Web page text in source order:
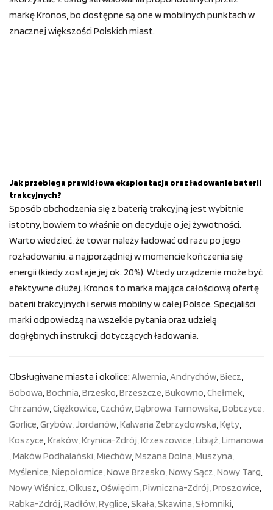
markę Kronos, bo dostępne są one w mobilnych punktach w
znacznej większości Polskich miast.
Jak przebiega prawidłowa eksploatacja oraz ładowanie baterii
trakcyjnych?
Sposób obchodzenia się z baterią trakcyjną jest wybitnie
istotny, bowiem to właśnie on decyduje o jej żywotności.
Warto wiedzieć, że towar należy ładować od razu po jego
rozładowaniu, a najporządniej w momencie kończenia się
energii (kiedy zostaje jej ok. 20%). Wtedy urządzenie może być
efektywne dłużej. Kronos to marka mająca całościową ofertę
baterii trakcyjnych i serwis mobilny w całej Polsce. Specjaliści
marki odpowiedzą na wszelkie pytania oraz udzielą
dogłębnych instrukcji dotyczących ładowania.
Obsługiwane miasta i okolice: Alwernia,Andrychów,Biecz,
Bobowa,Bochnia,Brzesko,Brzeszcze,Bukowno,Chełmek,
Chrzanów,Ciężkowice,Czchów,Dąbrowa Tarnowska,Dobczyce,
Gorlice,Grybów,Jordanów,Kalwaria Zebrzydowska,Kęty,
Koszyce,Kraków,Krynica-Zdrój,Krzeszowice,Libiąż,Limanowa
,Maków Podhalański,Miechów,Mszana Dolna,Muszyna,
Myślenice,Niepołomice,Nowe Brzesko,Nowy Sącz,Nowy Targ,
Nowy Wiśnicz,Olkusz,Oświęcim,Piwniczna-Zdrój,Proszowice,
Rabka-Zdrój,Radłów,Ryglice,Skała,Skawina,Słomniki,